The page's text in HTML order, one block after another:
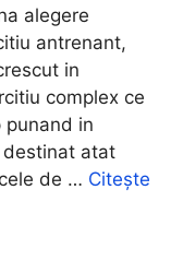
alegere
antrenant,
in
complex ce
punand in
destinat atat
de … Citește